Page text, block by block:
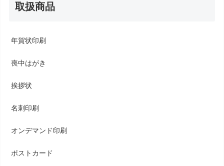
取扱商品
年賀状印刷
喪中はがき
挨拶状
名刺印刷
オンデマンド印刷
ポストカード